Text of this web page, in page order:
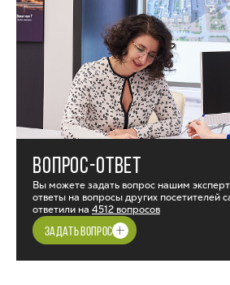
ВОПРОС-ОТВЕТ
Вы можете задать вопрос нашим
ответы на вопросы других посетителей
ответили на 4512 вопросов
ЗАДАТЬ ВОПРОС